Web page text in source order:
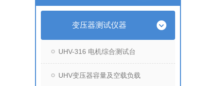
变压器测试仪器
UHV-316 电机综合测试台
UHV变压器容量及空载负载